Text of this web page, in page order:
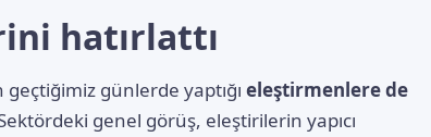
hatırlattı
geçtiğimiz günlerde yaptığı eleştirmenlere de
genel görüş, eleştirilerin yapıcı